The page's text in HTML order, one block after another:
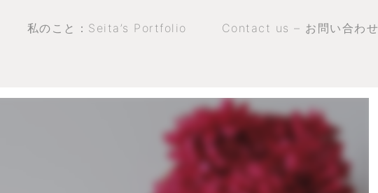
私のこと：Seita’s Portfolio Contact us – お問い合わせ